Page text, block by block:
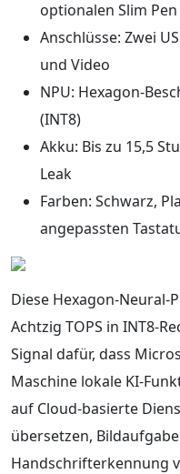
optionalen Slim Pen
Anschlüsse: Zwei
und Video
NPU: Hexagon-
(INT8)
Akku: Bis zu 15,5
Leak
Farben: Schwarz,
angepassten
Diese Hexagon-Neural-
Achtzig TOPS in INT8-
Signal dafür, dass
Maschine lokale KI-
auf Cloud-basierte
übersetzen,
Handschrifterkennung